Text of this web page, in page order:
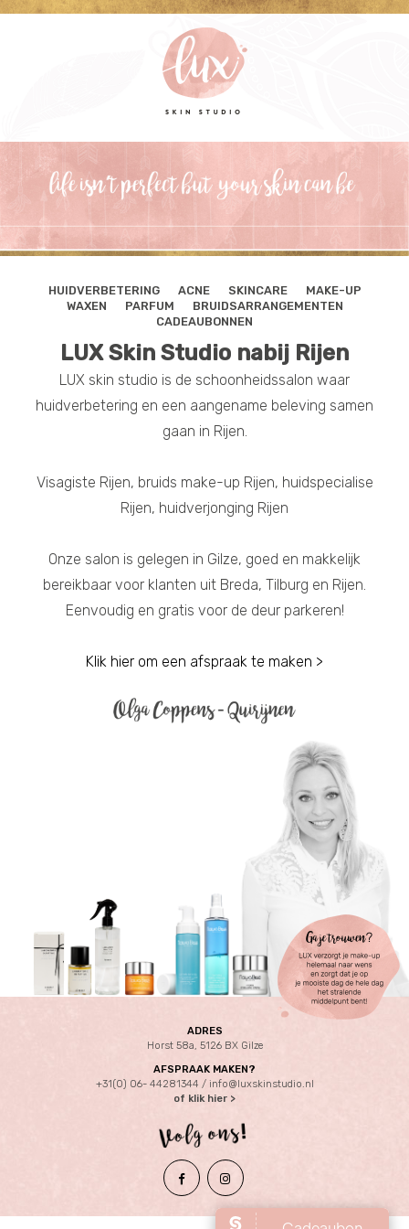
HUIDVERBETERING ACNE SKINCARE
MAKE-UP
WAXEN
PARFUM
BRUIDSARRANGEMENTEN
CADEAUBONNEN
LUX Skin Studio nabij Rijen
LUX skin studio is de schoonheidssalon waar
huidverbetering en een aangename beleving samen
gaan in Rijen.
Visagiste Rijen, bruids make-up Rijen, huidspecialise
Rijen, huidverjonging Rijen
Onze salon is gelegen in Gilze, goed en makkelijk
bereikbaar voor klanten uit Breda, Tilburg en Rijen.
Eenvoudig en gratis voor de deur parkeren!
Klik hier om een afspraak te maken >
ADRES
Horst 58a, 5126 BX Gilze
AFSPRAAK MAKEN?
+31(0) 06- 44281344 / info@luxskinstudio.nl
of klik hier >